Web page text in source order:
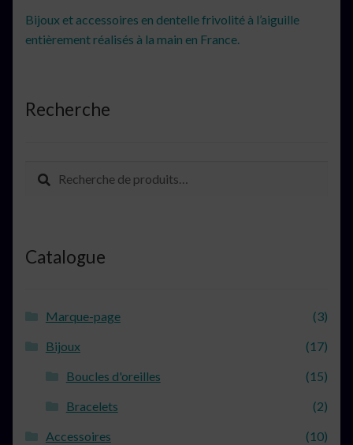
Bijoux et accessoires en dentelle frivolité à l’aiguille
entièrement réalisés à la main en France.
Recherche
pour :
Catalogue
Marque-page
(3)
Bijoux
(17)
Boucles d'oreilles
(15)
Bracelets
(2)
Accessoires
(10)